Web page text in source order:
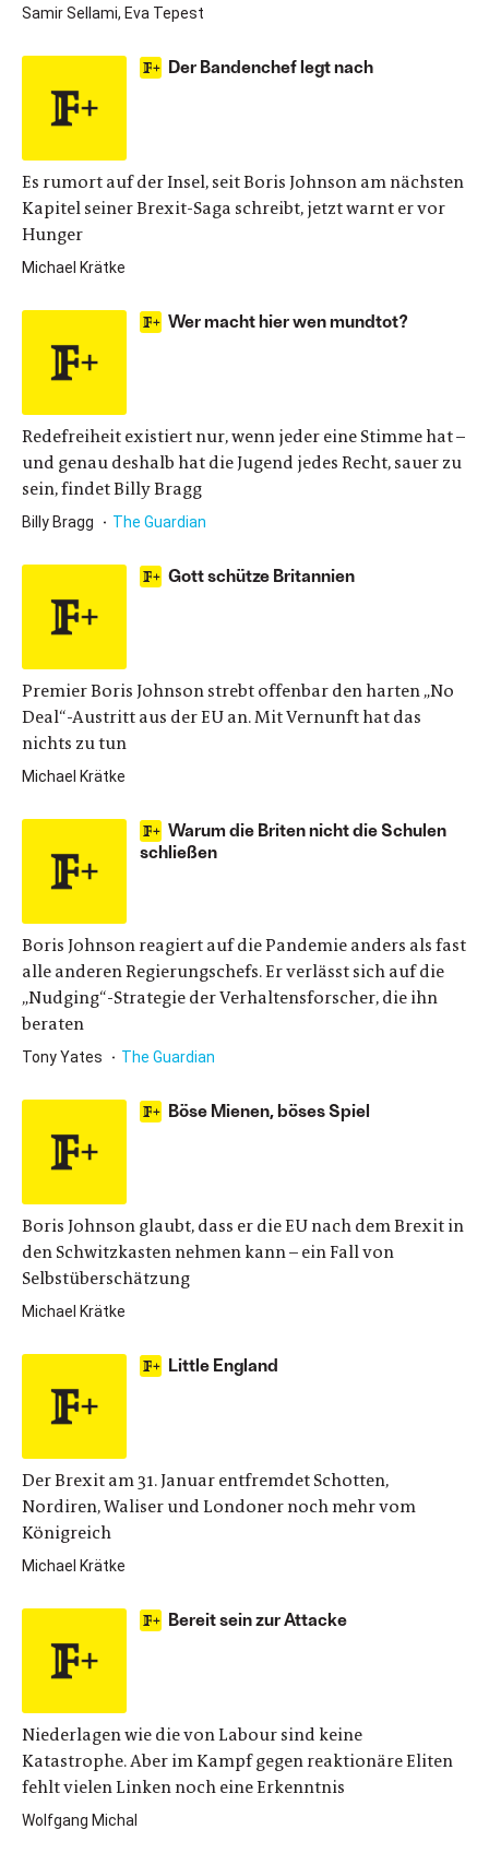
Samir Sellami, Eva Tepest
Der Bandenchef legt nach
Es rumort auf der Insel, seit Boris Johnson am nächsten
Kapitel seiner Brexit-Saga schreibt, jetzt warnt er vor
Hunger
Michael Krätke
Wer macht hier wen mundtot?
Redefreiheit existiert nur, wenn jeder eine Stimme hat –
und genau deshalb hat die Jugend jedes Recht, sauer zu
sein, findet Billy Bragg
Billy Bragg The Guardian
Gott schütze Britannien
Premier Boris Johnson strebt offenbar den harten „No
Deal“-Austritt aus der EU an. Mit Vernunft hat das
nichts zu tun
Michael Krätke
Warum die Briten nicht die Schulen
schließen
Boris Johnson reagiert auf die Pandemie anders als fast
alle anderen Regierungschefs. Er verlässt sich auf die
„Nudging“-Strategie der Verhaltensforscher, die ihn
beraten
Tony Yates The Guardian
Böse Mienen, böses Spiel
Boris Johnson glaubt, dass er die EU nach dem Brexit in
den Schwitzkasten nehmen kann – ein Fall von
Selbstüberschätzung
Michael Krätke
Little England
Der Brexit am 31. Januar entfremdet Schotten,
Nordiren, Waliser und Londoner noch mehr vom
Königreich
Michael Krätke
Bereit sein zur Attacke
Niederlagen wie die von Labour sind keine
Katastrophe. Aber im Kampf gegen reaktionäre Eliten
fehlt vielen Linken noch eine Erkenntnis
Wolfgang Michal